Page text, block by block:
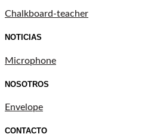
Chalkboard-teacher
NOTICIAS
Microphone
NOSOTROS
Envelope
CONTACTO